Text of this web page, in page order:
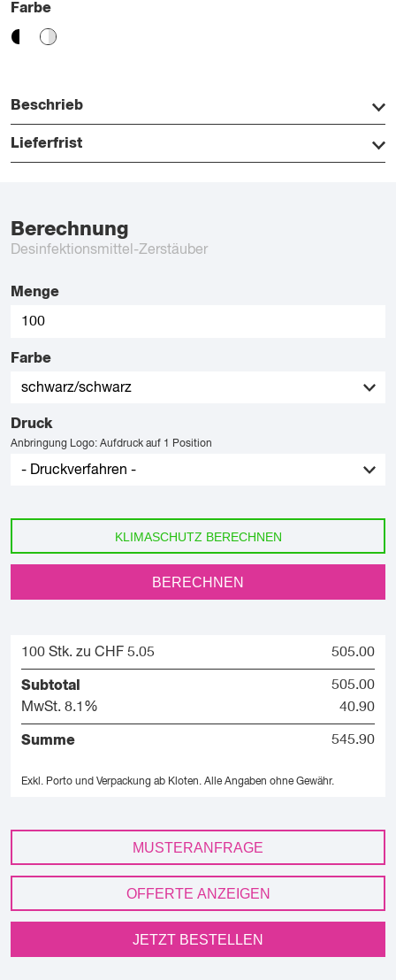
Farbe
Beschrieb
Lieferfrist
Berechnung
Desinfektionsmittel-Zerstäuber
Menge
Farbe
Druck
Anbringung Logo: Aufdruck auf 1 Position
KLIMASCHUTZ BERECHNEN
BERECHNEN
100 Stk. zu CHF 5.05 505.00
Subtotal
505.00
MwSt. 8.1%
40.90
Summe 545.90
Exkl. Porto und Verpackung ab Kloten. Alle Angaben ohne Gewähr.
MUSTERANFRAGE
OFFERTE ANZEIGEN
JETZT BESTELLEN